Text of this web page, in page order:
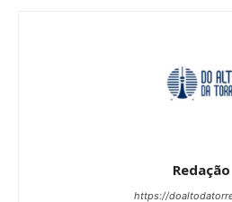
Redação
https://